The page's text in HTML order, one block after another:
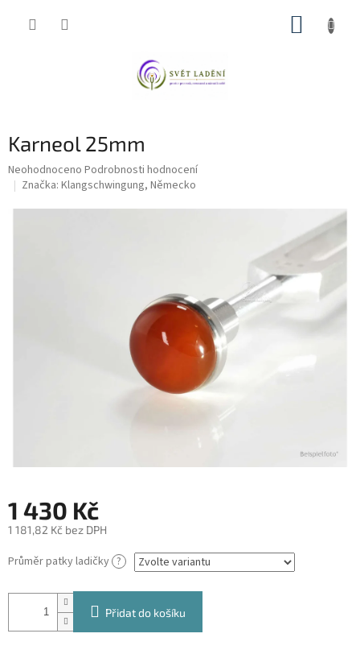
Karneol 25mm
Průměrné
hodnocení
Neohodnoceno Podrobnosti hodnocení
Značka: Klangschwingung, Německo
1 430 Kč
1 181,82 Kč bez DPH
Měrná
cena:
Průměr patky ladičky ?
Přidat do košíku